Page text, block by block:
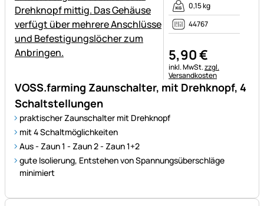
VOSS.farming Zaunschalter, mit Drehknopf, 4
Schaltstellungen
praktischer Zaunschalter mit Drehknopf
mit 4 Schaltmöglichkeiten
Aus - Zaun 1 - Zaun 2 - Zaun 1+2
gute Isolierung, Entstehen von Spannungsüberschläge
minimiert
0,15 kg
44767
5,90€
Steuerhinweis:
inkl. MwSt.zzgl.
Versandkosten